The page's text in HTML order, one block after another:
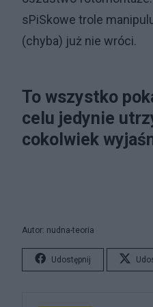
sPiSkowe trole
(chyba) już nie wróci.
To wszystko
celu jedynie
cokolwiek
Autor: nudna-teoria
Udostępnij